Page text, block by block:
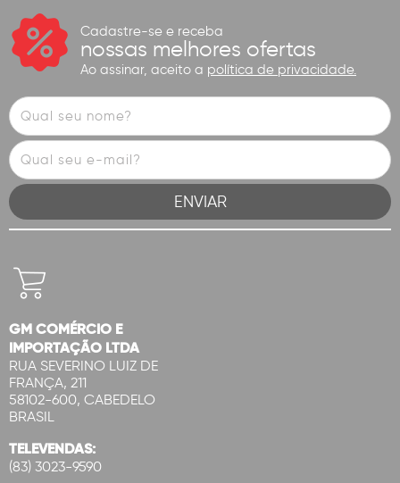
Cadastre-se e receba
nossas melhores ofertas
Ao assinar, aceito a política de privacidade.
GM COMÉRCIO E
IMPORTAÇÃO LTDA
RUA SEVERINO LUIZ DE
FRANÇA, 211
58102-600, CABEDELO
BRASIL
TELEVENDAS:
(83) 3023-9590